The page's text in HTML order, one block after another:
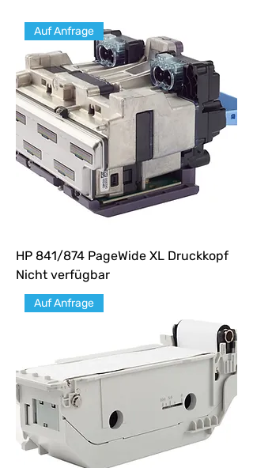
Auf Anfrage
HP 841/874 PageWide XL Druckkopf
Nicht verfügbar
Auf Anfrage